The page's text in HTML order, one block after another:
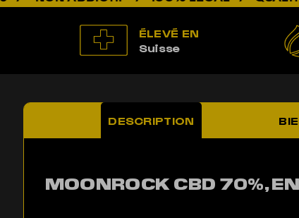
ÉLEVÉ EN
Suisse
DESCRIPTION
MOONROCK CBD 70%,